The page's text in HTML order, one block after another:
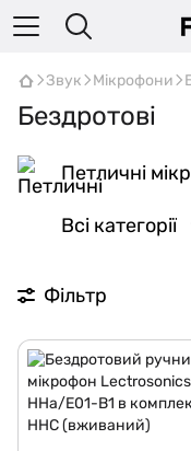
Звук Мікрофони
Бездротові
Петличні
Всі категорії
Фільтр